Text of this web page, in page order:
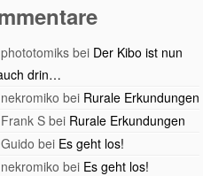
phototomiks bei Der Kibo ist nun
drin…
nekromiko bei Rurale Erkundungen
Frank S bei Rurale Erkundungen
Guido bei Es geht los!
nekromiko bei Es geht los!